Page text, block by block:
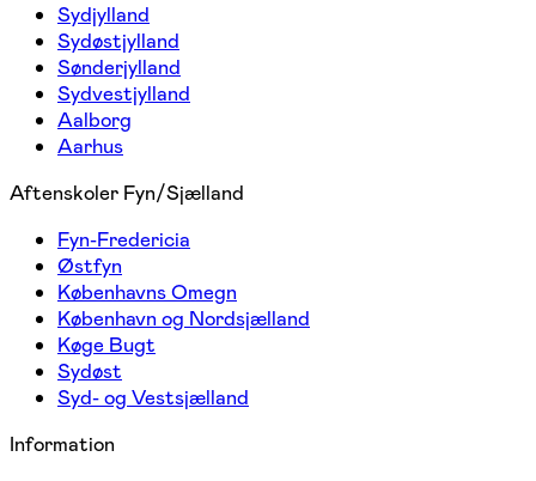
Sydjylland
Sydøstjylland
Sønderjylland
Sydvestjylland
Aalborg
Aarhus
Aftenskoler Fyn/Sjælland
Fyn-Fredericia
Østfyn
Københavns Omegn
København og Nordsjælland
Køge Bugt
Sydøst
Syd- og Vestsjælland
Information